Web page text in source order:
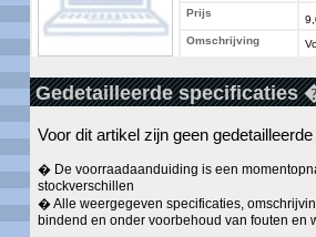
Prijs
Omschrijving
Gedetailleerde specificaties
Voor dit artikel zijn geen
� De voorraadaanduiding is een
stockverschillen
� Alle weergegeven specificaties,
bindend en onder voorbehoud van fouten en